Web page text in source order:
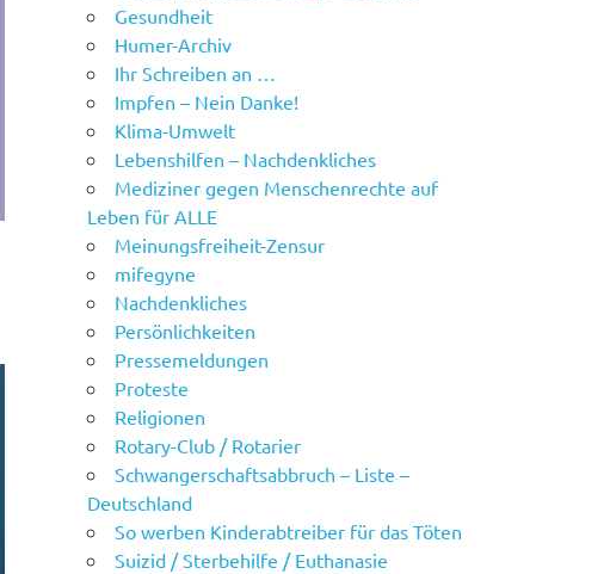
Gesundheit
Humer-Archiv
Ihr Schreiben an …
Impfen – Nein Danke!
Klima-Umwelt
Lebenshilfen – Nachdenkliches
Mediziner gegen Menschenrechte auf
Leben für ALLE
Meinungsfreiheit-Zensur
mifegyne
Nachdenkliches
Persönlichkeiten
Pressemeldungen
Proteste
Religionen
Rotary-Club / Rotarier
Schwangerschaftsabbruch – Liste –
Deutschland
So werben Kinderabtreiber für das Töten
Suizid / Sterbehilfe / Euthanasie